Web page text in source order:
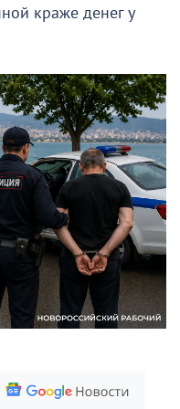
краже денег у